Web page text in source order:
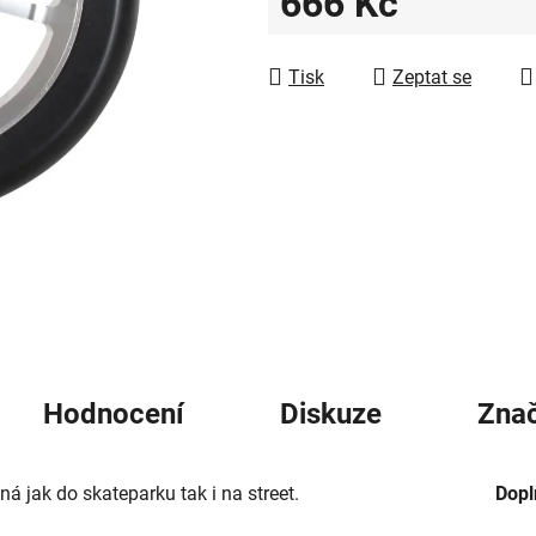
Tisk
Zeptat se
Hodnocení Diskuze
jak do skateparku tak i na street.